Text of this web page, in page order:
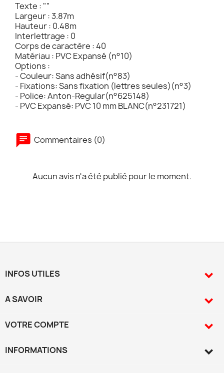
Texte : ""
Largeur : 3.87m
Hauteur : 0.48m
Interlettrage : 0
Corps de caractère : 40
Matériau : PVC Expansé (n°10)
Options :
- Couleur: Sans adhésif(n°83)
- Fixations: Sans fixation (lettres seules)(n°3)
- Police: Anton-Regular(n°625148)
- PVC Expansé: PVC 10 mm BLANC(n°231721)
Commentaires (0)
Aucun avis n'a été publié pour le moment.
INFOS UTILES 
A SAVOIR 
VOTRE COMPTE 
INFORMATIONS keyboard_arrow_down